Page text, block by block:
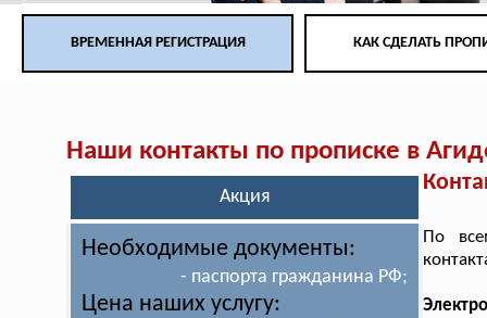
ВРЕМЕННАЯ РЕГИСТРАЦИЯ КАК СДЕЛАТЬ
Наши контакты по прописке в
Акция
Необходимые документы:
- паспорта гражданина РФ;
Цена наших услугу:
По